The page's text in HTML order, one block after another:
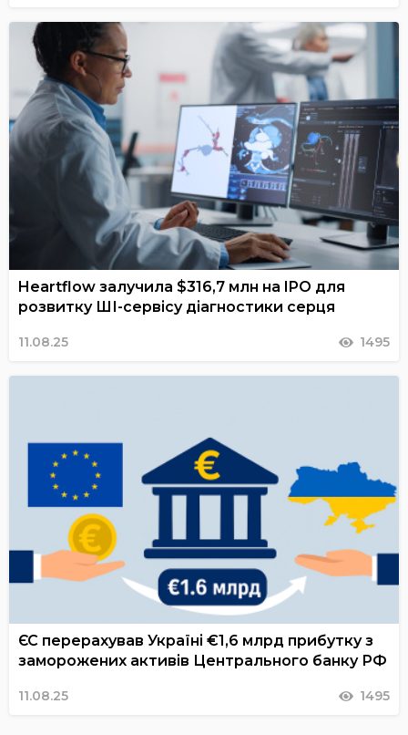
Heartflow залучила $316,7 млн на IPO для
розвитку ШІ-сервісу діагностики серця
11.08.25 1495
ЄС перерахував Україні €1,6 млрд прибутку з
заморожених активів Центрального банку РФ
11.08.25 1495